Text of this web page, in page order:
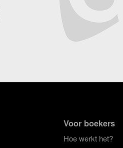
Voor boekers
Hoe werkt het?